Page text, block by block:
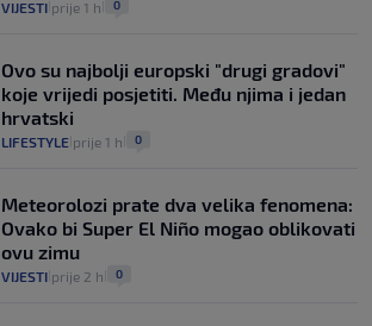
VIJESTI prije 1 h 0
Ovo su najbolji europski "drugi gradovi"
koje vrijedi posjetiti. Među njima i jedan
hrvatski
LIFESTYLE prije 1 h 0
Meteorolozi prate dva velika fenomena:
Ovako bi Super El Niño mogao oblikovati
ovu zimu
VIJESTI prije 2 h 0